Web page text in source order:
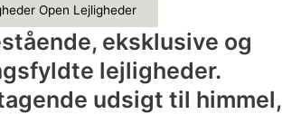
Open Lejligheder
eksklusive og
lejligheder.
udsigt til himmel,